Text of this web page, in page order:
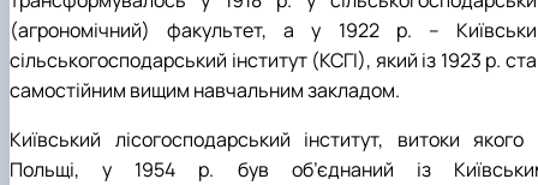
(агрономічний) факультет, а у 1922 р. –
сільськогосподарський інститут (КСГІ), який із 1923 р.
самостійним вищим навчальним закладом.
Київський лісогосподарський інститут, витоки якого
Польщі, у 1954 р. був об’єднаний із